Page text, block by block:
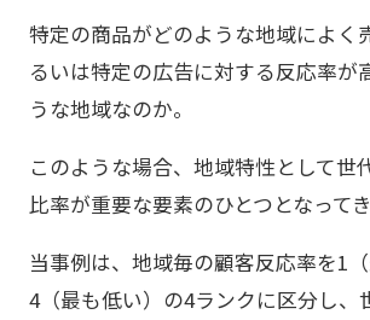
特定の商品がどのような地域によく
るいは特定の広告に対する反応率が
うな地域なのか。
このような場合、地域特性として世
比率が重要な要素のひとつとなってき
当事例は、地域毎の顧客反応率を1
4（最も低い）の4ランクに区分し、